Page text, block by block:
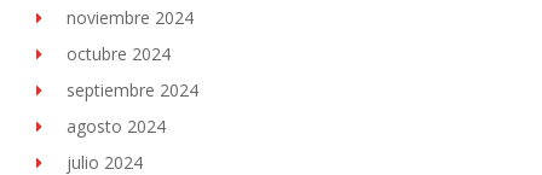
noviembre 2024
octubre 2024
septiembre 2024
agosto 2024
julio 2024